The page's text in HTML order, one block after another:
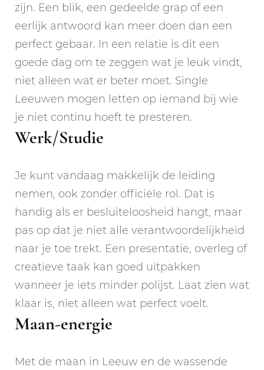
zijn. Een blik, een gedeelde grap of een
eerlijk antwoord kan meer doen dan een
perfect gebaar. In een relatie is dit een
goede dag om te zeggen wat je leuk vindt,
niet alleen wat er beter moet. Single
Leeuwen mogen letten op iemand bij wie
je niet continu hoeft te presteren.
Werk/Studie
Je kunt vandaag makkelijk de leiding
nemen, ook zonder officiële rol. Dat is
handig als er besluiteloosheid hangt, maar
pas op dat je niet alle verantwoordelijkheid
naar je toe trekt. Een presentatie, overleg of
creatieve taak kan goed uitpakken
wanneer je iets minder polijst. Laat zien wat
klaar is, niet alleen wat perfect voelt.
Maan-energie
Met de maan in Leeuw en de wassende